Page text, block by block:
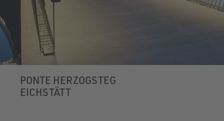
PONTE HERZOGSTEG
EICHSTÄTT